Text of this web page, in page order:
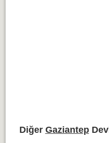
Diğer Gaziantep